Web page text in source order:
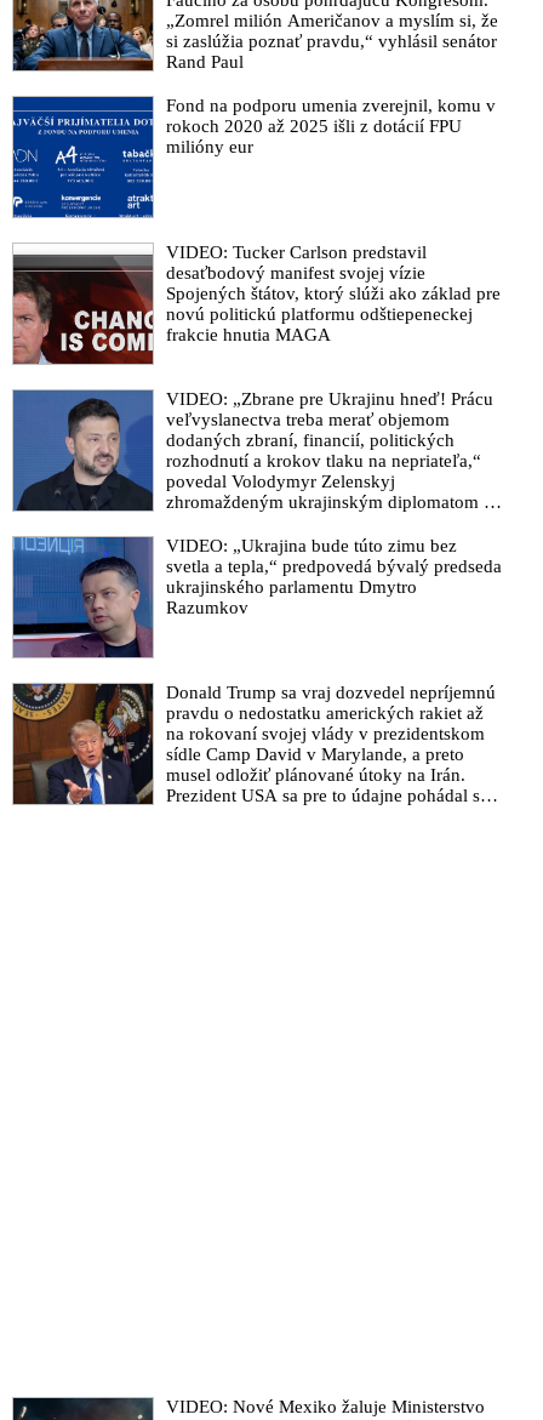
„Zomrel milión Američanov a myslím si, že
si zaslúžia poznať pravdu,“ vyhlásil senátor
Rand Paul
Fond na podporu umenia zverejnil, komu v
rokoch 2020 až 2025 išli z dotácií FPU
milióny eur
VIDEO: Tucker Carlson predstavil
desaťbodový manifest svojej vízie
Spojených štátov, ktorý slúži ako základ pre
novú politickú platformu odštiepeneckej
frakcie hnutia MAGA
VIDEO: „Zbrane pre Ukrajinu hneď! Prácu
veľvyslanectva treba merať objemom
dodaných zbraní, financií, politických
rozhodnutí a krokov tlaku na nepriateľa,“
povedal Volodymyr Zelenskyj
zhromaždeným ukrajinským diplomatom v
že USA Ukrajine nedodajú protiraketové
systémy Patriot
VIDEO: „Ukrajina bude túto zimu bez
svetla a tepla,“ predpovedá bývalý predseda
ukrajinského parlamentu Dmytro
Razumkov
Donald Trump sa vraj dozvedel nepríjemnú
pravdu o nedostatku amerických rakiet až
na rokovaní svojej vlády v prezidentskom
sídle Camp David v Marylande, a preto
musel odložiť plánované útoky na Irán.
Prezident USA sa pre to údajne pohádal so
VIDEO: Nové Mexiko žaluje Ministerstvo